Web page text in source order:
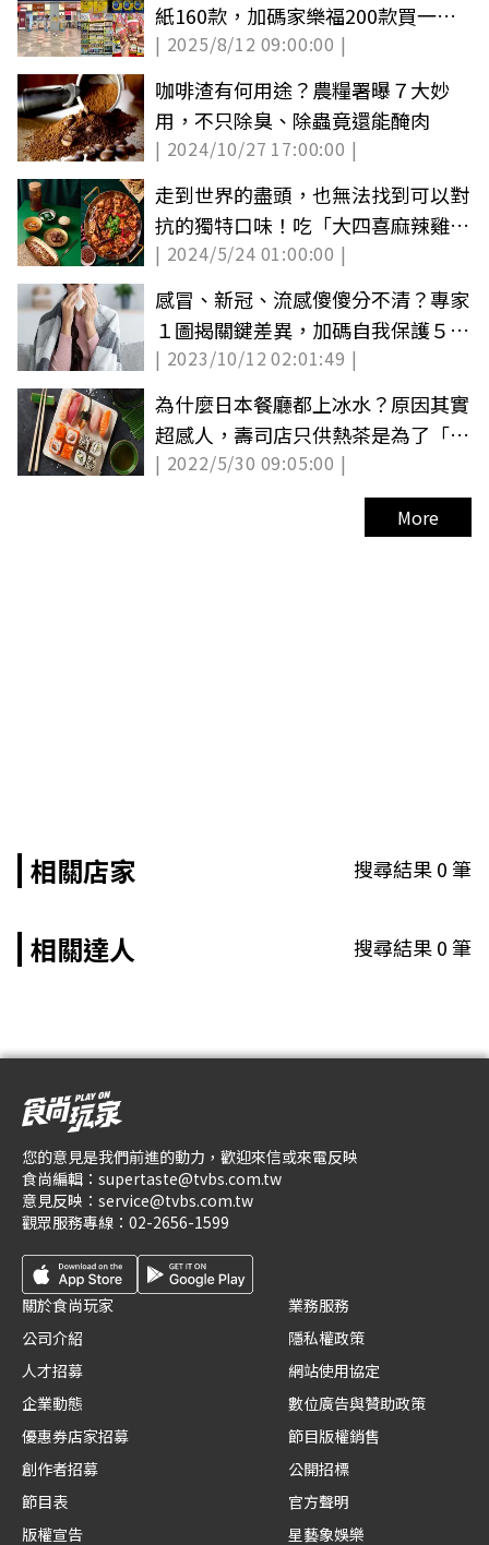
紙160款，加碼家樂福200款買一送
一
| 2025/8/12 09:00:00 |
咖啡渣有何用途？農糧署曝７大妙
用，不只除臭、除蟲竟還能醃肉
| 2024/10/27 17:00:00 |
走到世界的盡頭，也無法找到可以對
抗的獨特口味！吃「大四喜麻辣雞公
煲」：擁抱辣度的極致享受
| 2024/5/24 01:00:00 |
感冒、新冠、流感傻傻分不清？專家
１圖揭關鍵差異，加碼自我保護５守
則
| 2023/10/12 02:01:49 |
為什麼日本餐廳都上冰水？原因其實
超感人，壽司店只供熱茶是為了「這
目的」
| 2022/5/30 09:05:00 |
More
相關店家 搜尋結果0筆
相關達人 搜尋結果0筆
您的意見是我們前進的動力，歡迎來信或來電反映
食尚編輯： supertaste@tvbs.com.tw
意見反映： service@tvbs.com.tw
觀眾服務專線： 02-2656-1599
關於食尚玩家
公司介紹
人才招募
企業動態
優惠券店家招募
創作者招募
節目表
版權宣告
業務服務
隱私權政策
網站使用協定
數位廣告與贊助政策
節目版權銷售
公開招標
官方聲明
星藝象娛樂